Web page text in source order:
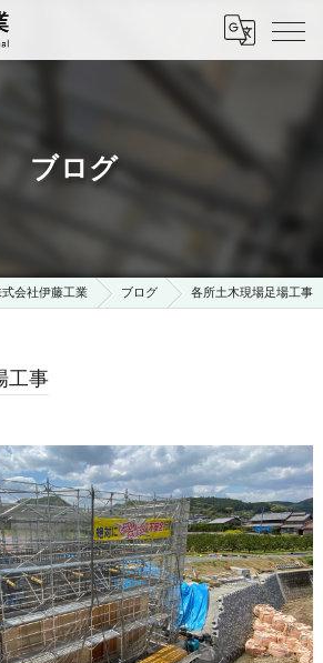
ブログ
会社伊藤工業 ブログ 各所土木現場足場工事
工事